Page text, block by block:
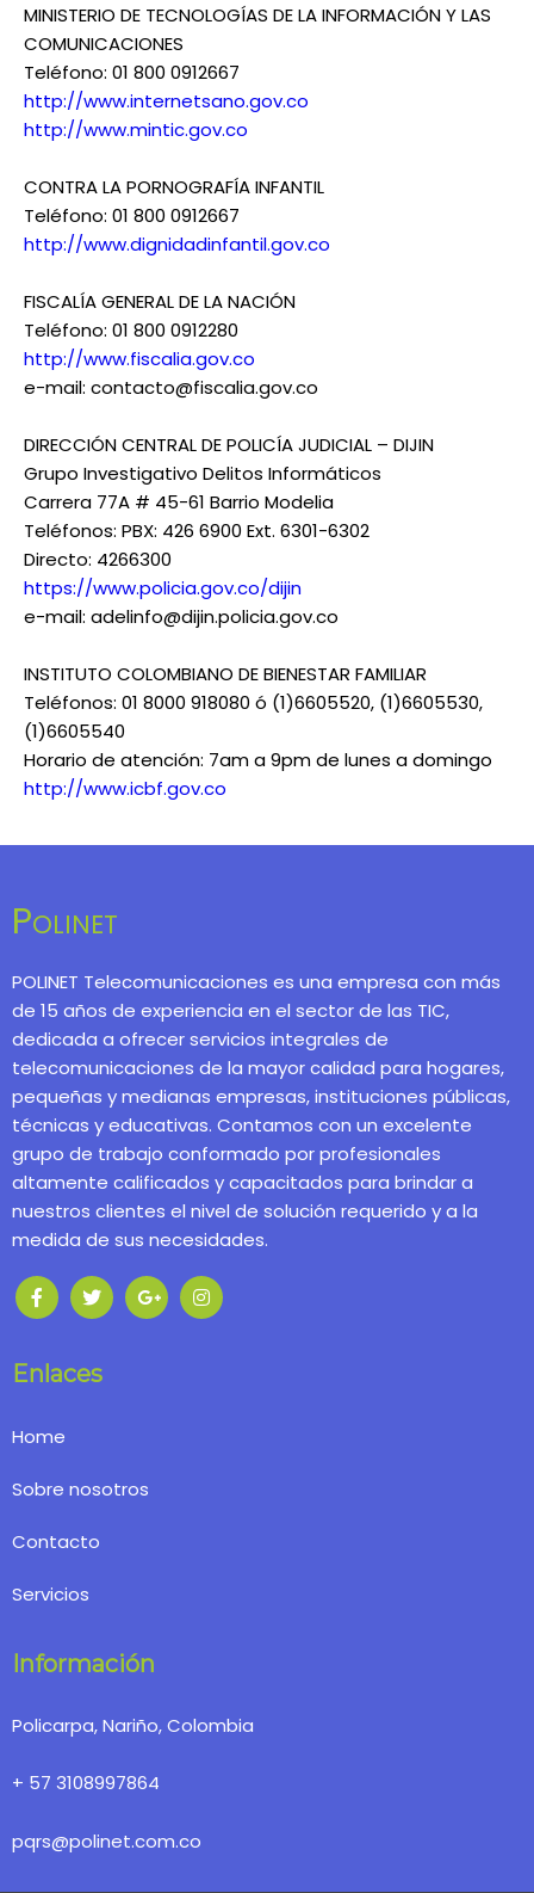
MINISTERIO DE TECNOLOGÍAS DE LA INFORMACIÓN Y LAS
COMUNICACIONES
Teléfono: 01 800 0912667
http://www.internetsano.gov.co
http://www.mintic.gov.co
CONTRA LA PORNOGRAFÍA INFANTIL
Teléfono: 01 800 0912667
http://www.dignidadinfantil.gov.co
FISCALÍA GENERAL DE LA NACIÓN
Teléfono: 01 800 0912280
http://www.fiscalia.gov.co
e-mail: contacto@fiscalia.gov.co
DIRECCIÓN CENTRAL DE POLICÍA JUDICIAL – DIJIN
Grupo Investigativo Delitos Informáticos
Carrera 77A # 45-61 Barrio Modelia
Teléfonos: PBX: 426 6900 Ext. 6301-6302
Directo: 4266300
https://www.policia.gov.co/dijin
e-mail: adelinfo@dijin.policia.gov.co
INSTITUTO COLOMBIANO DE BIENESTAR FAMILIAR
Teléfonos: 01 8000 918080 ó (1)6605520, (1)6605530,
(1)6605540
Horario de atención: 7am a 9pm de lunes a domingo
http://www.icbf.gov.co
Polinet
POLINET Telecomunicaciones es una empresa con más
de 15 años de experiencia en el sector de las TIC,
dedicada a ofrecer servicios integrales de
telecomunicaciones de la mayor calidad para hogares,
pequeñas y medianas empresas, instituciones públicas,
técnicas y educativas. Contamos con un excelente
grupo de trabajo conformado por profesionales
altamente calificados y capacitados para brindar a
nuestros clientes el nivel de solución requerido y a la
medida de sus necesidades.
Enlaces
Home
Sobre nosotros
Contacto
Servicios
Información
Policarpa, Nariño, Colombia
+ 57 3108997864
pqrs@polinet.com.co